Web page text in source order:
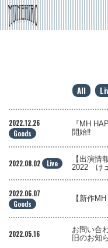
All
2022.12.26
Goods
『MH
開始‼
2022.08.02 Live
【出演情
2022 け
2022.06.07
Goods
【新作
2022.05.16
お問い合
旧のお知